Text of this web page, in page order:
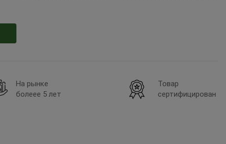
На рынке
болеее 5 лет
Товар
сертифицирован